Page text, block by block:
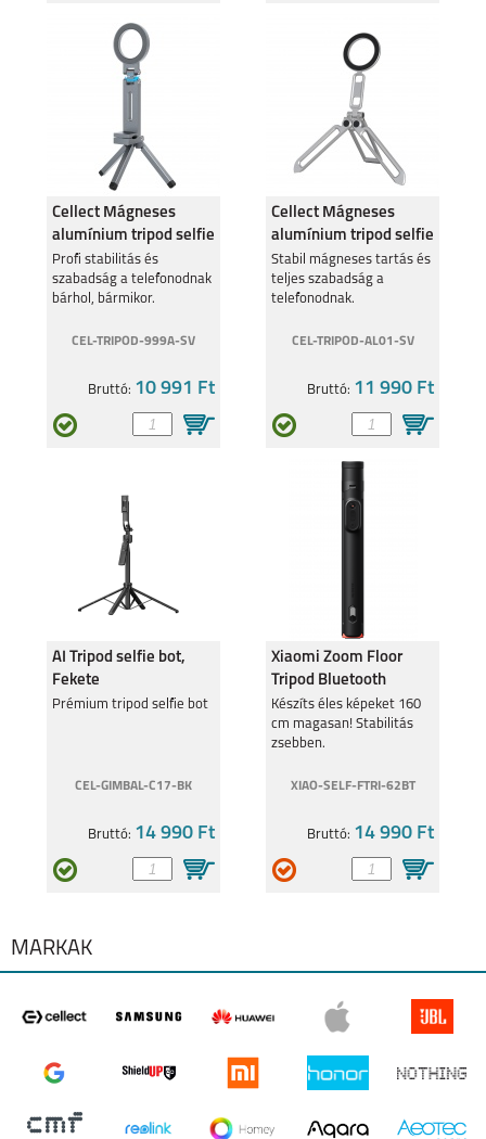
SAMSUNG GALAXY
SAMSUNG GALAXY Z
FOLD7
FLIP7 FE
A56 5G
SAMSUNG GALAXY
S24FE
SAMSUNG GALAXY Z
FLIP6
Cellect Mágneses
alumínium tripod selfie
stick kitám. funk., Ezü
Profi stabilitás és
szabadság a telefonodnak
bárhol, bármikor.
CEL-TRIPOD-999A-SV
Bruttó: 10 991 Ft
Cellect Mágneses
alumínium tripod selfie
stick összecsukh, Ezüst
Stabil mágneses tartás és
teljes szabadság a
telefonodnak.
CEL-TRIPOD-AL01-SV
Bruttó: 11 990 Ft
AI Tripod selfie bot,
Fekete
Prémium tripod selfie bot
CEL-GIMBAL-C17-BK
Bruttó: 14 990 Ft
Xiaomi Zoom Floor
Tripod Bluetooth
szelfibot és állvány
BHR083Z
Készíts éles képeket 160
cm magasan! Stabilitás
zsebben.
XIAO-SELF-FTRI-62BT
Bruttó: 14 990 Ft
MÁRKÁK